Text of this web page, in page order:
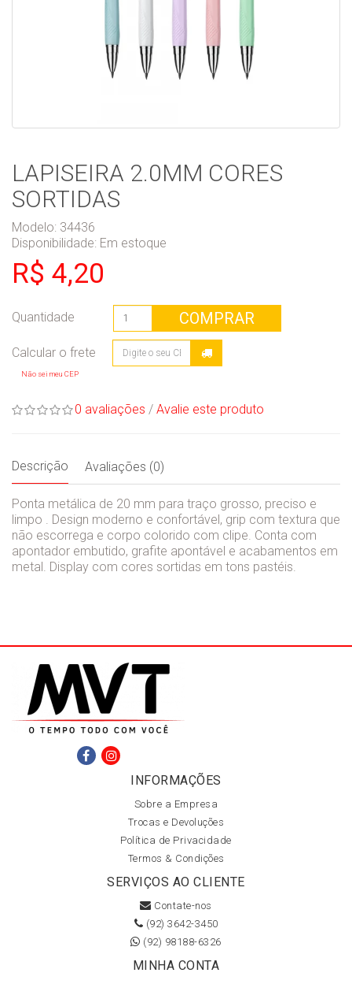
LAPISEIRA 2.0MM CORES
SORTIDAS
Modelo: 34436
Disponibilidade: Em estoque
R$ 4,20
Quantidade COMPRAR
Não sei meu CEP
0 avaliações / Avalie este produto
Descrição Avaliações (0)
Ponta metálica de 20 mm para traço grosso, preciso e
limpo . Design moderno e confortável, grip com textura que
não escorrega e corpo colorido com clipe. Conta com
apontador embutido, grafite apontável e acabamentos em
metal. Display com cores sortidas em tons pastéis.
INFORMAÇÕES
Sobre a Empresa
Trocas e Devoluções
Política de Privacidade
Termos & Condições
SERVIÇOS AO CLIENTE
Contate-nos
(92) 3642-3450
(92) 98188-6326
MINHA CONTA